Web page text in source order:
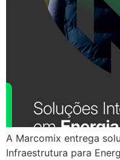
A Marcomix entrega
Infraestrutura para